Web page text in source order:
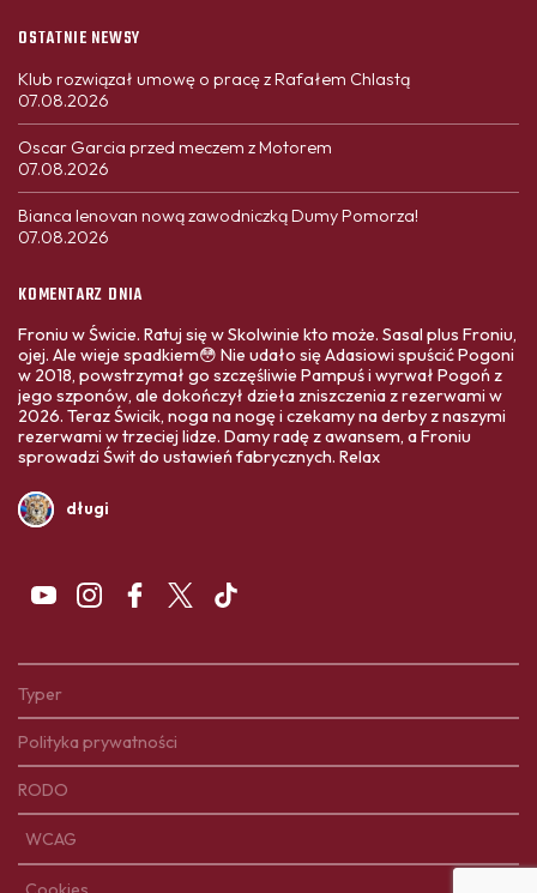
OSTATNIE NEWSY
Klub rozwiązał umowę o pracę z Rafałem Chlastą
07.08.2026
Oscar Garcia przed meczem z Motorem
07.08.2026
Bianca Ienovan nową zawodniczką Dumy Pomorza!
07.08.2026
KOMENTARZ DNIA
Froniu w Świcie. Ratuj się w Skolwinie kto może. Sasal plus Froniu,
ojej. Ale wieje spadkiem😳 Nie udało się Adasiowi spuścić Pogoni
w 2018, powstrzymał go szczęśliwie Pampuś i wyrwał Pogoń z
jego szponów, ale dokończył dzieła zniszczenia z rezerwami w
2026. Teraz Świcik, noga na nogę i czekamy na derby z naszymi
rezerwami w trzeciej lidze. Damy radę z awansem, a Froniu
sprowadzi Świt do ustawień fabrycznych. Relax
długi
Typer
Polityka prywatności
RODO
WCAG